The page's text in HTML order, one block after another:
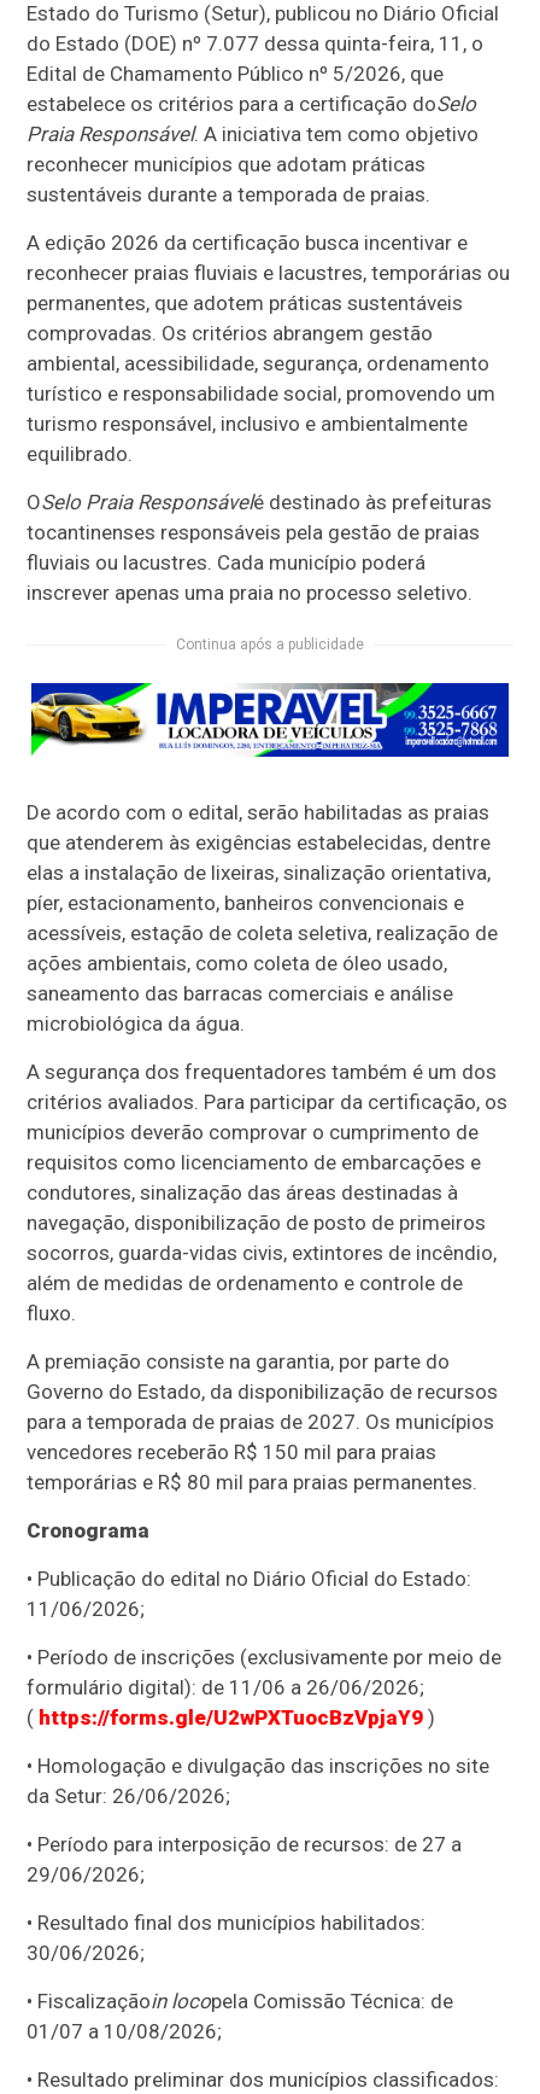
Estado do Turismo (Setur), publicou no Diário Oficial
do Estado (DOE) nº 7.077 dessa quinta-feira, 11, o
Edital de Chamamento Público nº 5/2026, que
estabelece os critérios para a certificação doSelo
Praia Responsável. A iniciativa tem como objetivo
reconhecer municípios que adotam práticas
sustentáveis durante a temporada de praias.
A edição 2026 da certificação busca incentivar e
reconhecer praias fluviais e lacustres, temporárias ou
permanentes, que adotem práticas sustentáveis
comprovadas. Os critérios abrangem gestão
ambiental, acessibilidade, segurança, ordenamento
turístico e responsabilidade social, promovendo um
turismo responsável, inclusivo e ambientalmente
equilibrado.
OSelo Praia Responsávelé destinado às prefeituras
tocantinenses responsáveis pela gestão de praias
fluviais ou lacustres. Cada município poderá
inscrever apenas uma praia no processo seletivo.
Continua após a publicidade
De acordo com o edital, serão habilitadas as praias
que atenderem às exigências estabelecidas, dentre
elas a instalação de lixeiras, sinalização orientativa,
píer, estacionamento, banheiros convencionais e
acessíveis, estação de coleta seletiva, realização de
ações ambientais, como coleta de óleo usado,
saneamento das barracas comerciais e análise
microbiológica da água.
A segurança dos frequentadores também é um dos
critérios avaliados. Para participar da certificação, os
municípios deverão comprovar o cumprimento de
requisitos como licenciamento de embarcações e
condutores, sinalização das áreas destinadas à
navegação, disponibilização de posto de primeiros
socorros, guarda-vidas civis, extintores de incêndio,
além de medidas de ordenamento e controle de
fluxo.
A premiação consiste na garantia, por parte do
Governo do Estado, da disponibilização de recursos
para a temporada de praias de 2027. Os municípios
vencedores receberão R$ 150 mil para praias
temporárias e R$ 80 mil para praias permanentes.
Cronograma
• Publicação do edital no Diário Oficial do Estado:
11/06/2026;
• Período de inscrições (exclusivamente por meio de
formulário digital): de 11/06 a 26/06/2026;
( https://forms.gle/U2wPXTuocBzVpjaY9 )
• Homologação e divulgação das inscrições no site
da Setur: 26/06/2026;
• Período para interposição de recursos: de 27 a
29/06/2026;
• Resultado final dos municípios habilitados:
30/06/2026;
• Fiscalizaçãoin locopela Comissão Técnica: de
01/07 a 10/08/2026;
• Resultado preliminar dos municípios classificados: